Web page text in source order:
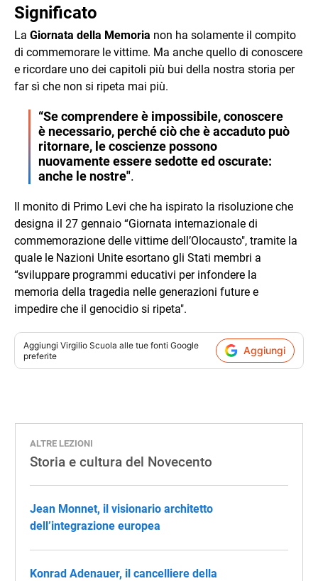
Significato
La Giornata della Memoria non ha solamente il compito
di commemorare le vittime. Ma anche quello di conoscere
e ricordare uno dei capitoli più bui della nostra storia per
far sì che non si ripeta mai più.
“Se comprendere è impossibile, conoscere
è necessario, perché ciò che è accaduto può
ritornare, le coscienze possono
nuovamente essere sedotte ed oscurate:
anche le nostre".
Il monito di Primo Levi che ha ispirato la risoluzione che
designa il 27 gennaio “Giornata internazionale di
commemorazione delle vittime dell’Olocausto", tramite la
quale le Nazioni Unite esortano gli Stati membri a
“sviluppare programmi educativi per infondere la
memoria della tragedia nelle generazioni future e
impedire che il genocidio si ripeta".
Aggiungi Virgilio Scuola alle tue fonti Google
preferite
Aggiungi
ALTRE LEZIONI
Storia e cultura del Novecento
Jean Monnet, il visionario architetto
dell’integrazione europea
Konrad Adenauer, il cancelliere della